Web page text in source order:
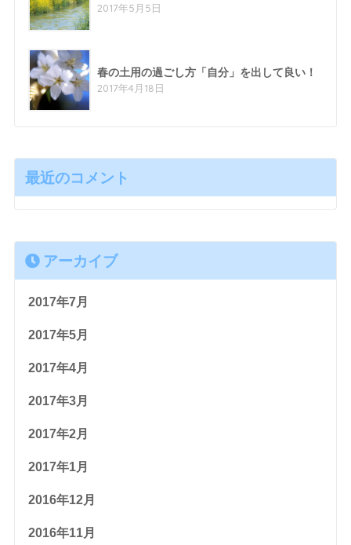
2017年5月5日
春の土用の過ごし方「自分」を出して良い！
2017年4月18日
最近のコメント
アーカイブ
2017年7月
2017年5月
2017年4月
2017年3月
2017年2月
2017年1月
2016年12月
2016年11月